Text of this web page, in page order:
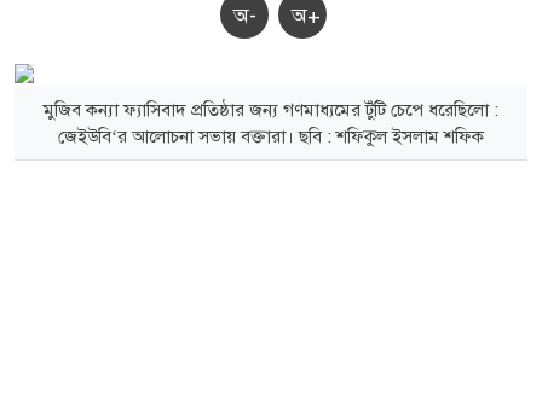
অ- অ+
মুজিব কন্যা ফ্যাসিবাদ প্রতিষ্ঠার জন্য গণমাধ্যমের টুঁটি চেপে ধরেছিলো :
জেইউবি‘র আলোচনা সভায় বক্তারা। ছবি : শফিকুল ইসলাম শফিক